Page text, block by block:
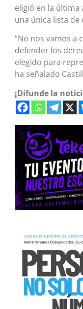
eligió en la última
una única lista de
“No nos vamos a
defender los
elegido para
ha señalado
¡Difunde la